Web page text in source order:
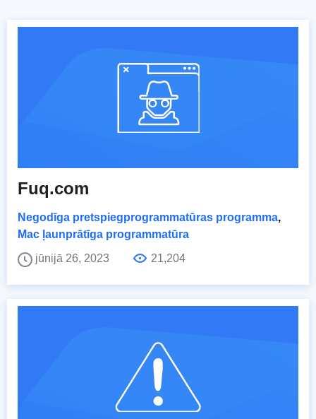
Fuq.com
Negodīga pretspiegprogrammatūras programma,
Mac ļaunprātīga programmatūra
jūnijā 26, 2023
21,204